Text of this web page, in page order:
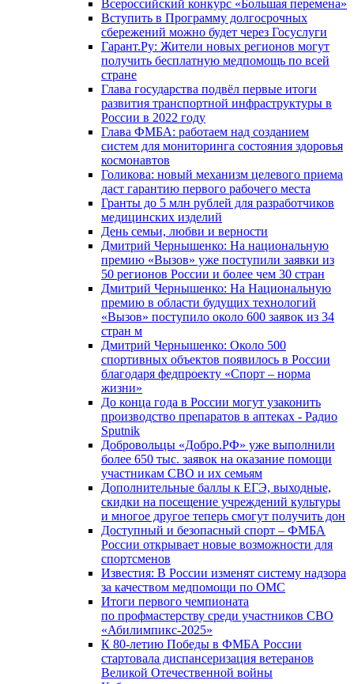
Всероссийский конкурс «Большая перемена»
Вступить в Программу долгосрочных
сбережений можно будет через Госуслуги
Гарант.Ру: Жители новых регионов могут
получить бесплатную медпомощь по всей
стране
Глава государства подвёл первые итоги
развития транспортной инфраструктуры в
России в 2022 году
Глава ФМБА: работаем над созданием
систем для мониторинга состояния здоровья
космонавтов
Голикова: новый механизм целевого приема
даст гарантию первого рабочего места
Гранты до 5 млн рублей для разработчиков
медицинских изделий
День семьи, любви и верности
Дмитрий Чернышенко: На национальную
премию «Вызов» уже поступили заявки из
50 регионов России и более чем 30 стран
Дмитрий Чернышенко: На Национальную
премию в области будущих технологий
«Вызов» поступило около 600 заявок из 34
стран м
Дмитрий Чернышенко: Около 500
спортивных объектов появилось в России
благодаря федпроекту «Спорт – норма
жизни»
До конца года в России могут узаконить
производство препаратов в аптеках - Радио
Sputnik
Добровольцы «Добро.РФ» уже выполнили
более 650 тыс. заявок на оказание помощи
участникам СВО и их семьям
Дополнительные баллы к ЕГЭ, выходные,
скидки на посещение учреждений культуры
и многое другое теперь смогут получить дон
Доступный и безопасный спорт – ФМБА
России открывает новые возможности для
спортсменов
Известия: В России изменят систему надзора
за качеством медпомощи по ОМС
Итоги первого чемпионата
по профмастерству среди участников СВО
«Абилимпикс-2025»
К 80-летию Победы в ФМБА России
стартовала диспансеризация ветеранов
Великой Отечественной войны